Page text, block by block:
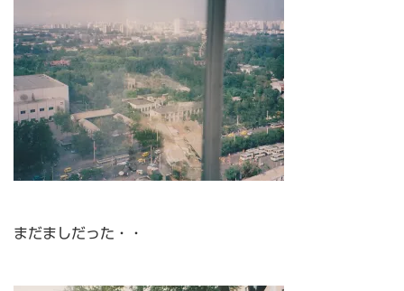
まだましだった・・